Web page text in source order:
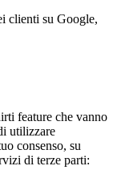
clienti su Google,
feature che vanno
utilizzare
consenso, su
di terze parti: